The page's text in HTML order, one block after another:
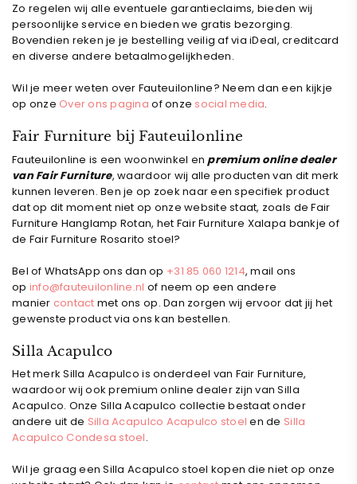
Zo regelen wij alle eventuele garantieclaims, bieden wij
persoonlijke service en bieden we gratis bezorging.
Bovendien reken je je bestelling veilig af via iDeal, creditcard
en diverse andere betaalmogelijkheden.
Wil je meer weten over Fauteuilonline? Neem dan een kijkje
op onze Over ons pagina of onze social media.
Fair Furniture bij Fauteuilonline
Fauteuilonline is een woonwinkel enpremium online dealer
van Fair Furniture, waardoor wij alle producten van dit merk
kunnen leveren. Ben je op zoek naar een specifiek product
dat op dit moment niet op onze website staat, zoals deFair
Furniture Hanglamp Rotan, het Fair Furniture Xalapa bankje of
de Fair Furniture Rosarito stoel?
Bel of WhatsApp ons dan op +31 85 060 1214, mail ons
op info@fauteuilonline.nl of neem op een andere
manier contact met ons op. Dan zorgen wij ervoor dat jij het
gewenste product via ons kan bestellen.
Silla Acapulco
Het merk Silla Acapulco is onderdeel van Fair Furniture,
waardoor wij ook premium online dealer zijn van Silla
Acapulco. Onze Silla Acapulco collectie bestaat onder
andere uit de Silla Acapulco Acapulco stoel en de Silla
Acapulco Condesa stoel.
Wil je graag een Silla Acapulco stoel kopen die niet op onze